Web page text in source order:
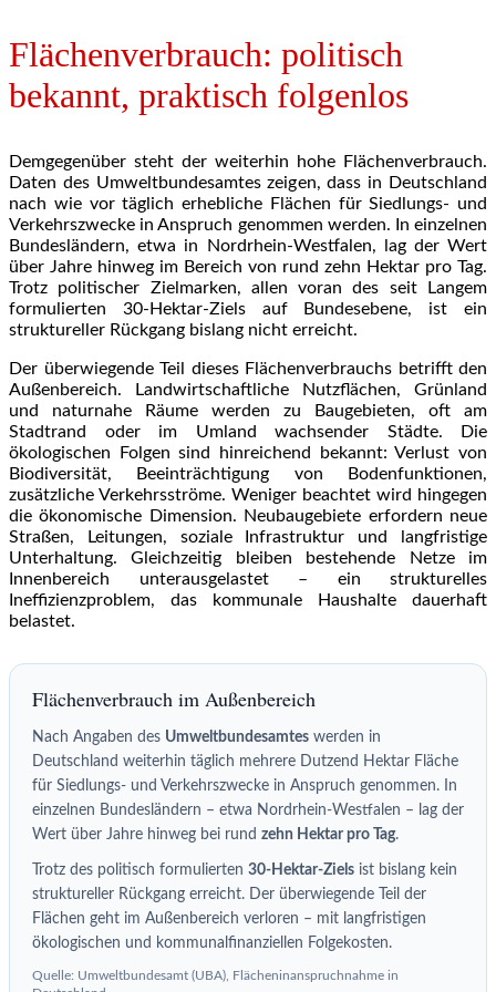
Flächenverbrauch: politisch
bekannt, praktisch folgenlos
Demgegenüber steht der weiterhin hohe Flächenverbrauch.
Daten des Umweltbundesamtes zeigen, dass in Deutschland
nach wie vor täglich erhebliche Flächen für Siedlungs- und
Verkehrszwecke in Anspruch genommen werden. In einzelnen
Bundesländern, etwa in Nordrhein-Westfalen, lag der Wert
über Jahre hinweg im Bereich von rund zehn Hektar pro Tag.
Trotz politischer Zielmarken, allen voran des seit Langem
formulierten 30-Hektar-Ziels auf Bundesebene, ist ein
struktureller Rückgang bislang nicht erreicht.
Der überwiegende Teil dieses Flächenverbrauchs betrifft den
Außenbereich. Landwirtschaftliche Nutzflächen, Grünland
und naturnahe Räume werden zu Baugebieten, oft am
Stadtrand oder im Umland wachsender Städte. Die
ökologischen Folgen sind hinreichend bekannt: Verlust von
Biodiversität, Beeinträchtigung von Bodenfunktionen,
zusätzliche Verkehrsströme. Weniger beachtet wird hingegen
die ökonomische Dimension. Neubaugebiete erfordern neue
Straßen, Leitungen, soziale Infrastruktur und langfristige
Unterhaltung. Gleichzeitig bleiben bestehende Netze im
Innenbereich unterausgelastet – ein strukturelles
Ineffizienzproblem, das kommunale Haushalte dauerhaft
belastet.
Flächenverbrauch im Außenbereich
Nach Angaben des Umweltbundesamtes werden in
Deutschland weiterhin täglich mehrere Dutzend Hektar Fläche
für Siedlungs- und Verkehrszwecke in Anspruch genommen. In
einzelnen Bundesländern – etwa Nordrhein-Westfalen – lag der
Wert über Jahre hinweg bei rund zehn Hektar pro Tag.
Trotz des politisch formulierten 30-Hektar-Ziels ist bislang kein
struktureller Rückgang erreicht. Der überwiegende Teil der
Flächen geht im Außenbereich verloren – mit langfristigen
ökologischen und kommunalfinanziellen Folgekosten.
Quelle: Umweltbundesamt (UBA), Flächeninanspruchnahme in